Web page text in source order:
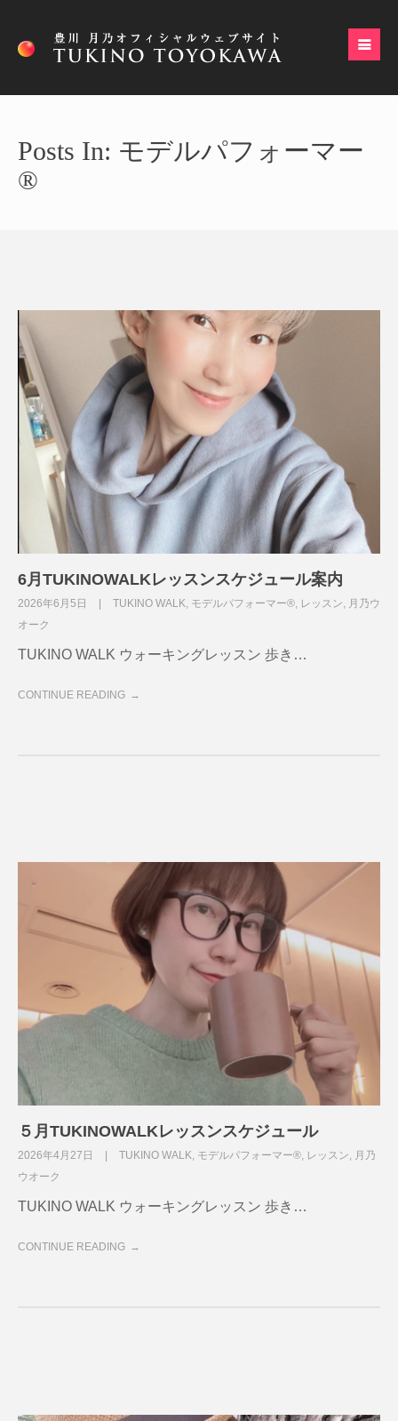
Posts In: モデルパフォーマー
®
6月TUKINOWALKレッスンスケジュール案内
2026年6月5日 TUKINO WALK モデルパフォーマー® レッスン
月乃ウ
オーク
TUKINO WALK ウォーキングレッスン 歩き…
CONTINUE READING
５月TUKINOWALKレッスンスケジュール
2026年4月27日 TUKINO WALK モデルパフォーマー® レッスン
月乃
ウオーク
TUKINO WALK ウォーキングレッスン 歩き…
CONTINUE READING